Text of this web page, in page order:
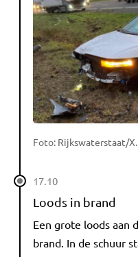
Foto: Rijkswaterstaat/X.
17.10
Loods in brand
Een grote loods aan
brand. In de schuur